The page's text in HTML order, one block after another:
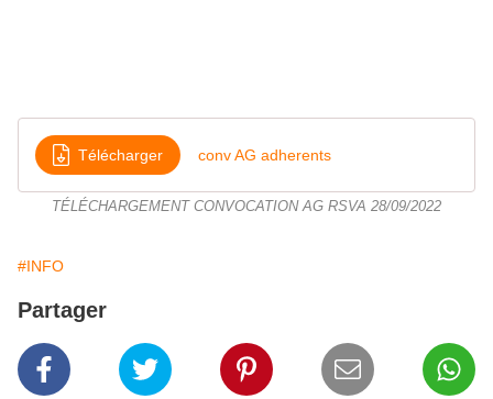
Télécharger conv AG adherents
TÉLÉCHARGEMENT CONVOCATION AG RSVA 28/09/2022
#INFO
Partager